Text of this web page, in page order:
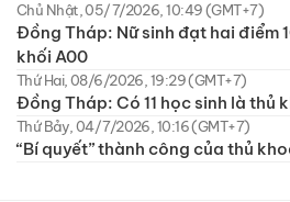
Chủ Nhật, 05/7/2026, 10:49 (GMT+7)
Đồng Tháp: Nữ sinh đạt hai điểm
khối A00
Thứ Hai, 08/6/2026, 19:29 (GMT+7)
Đồng Tháp: Có 11 học sinh là thủ
Thứ Bảy, 04/7/2026, 10:16 (GMT+7)
“Bí quyết” thành công của thủ